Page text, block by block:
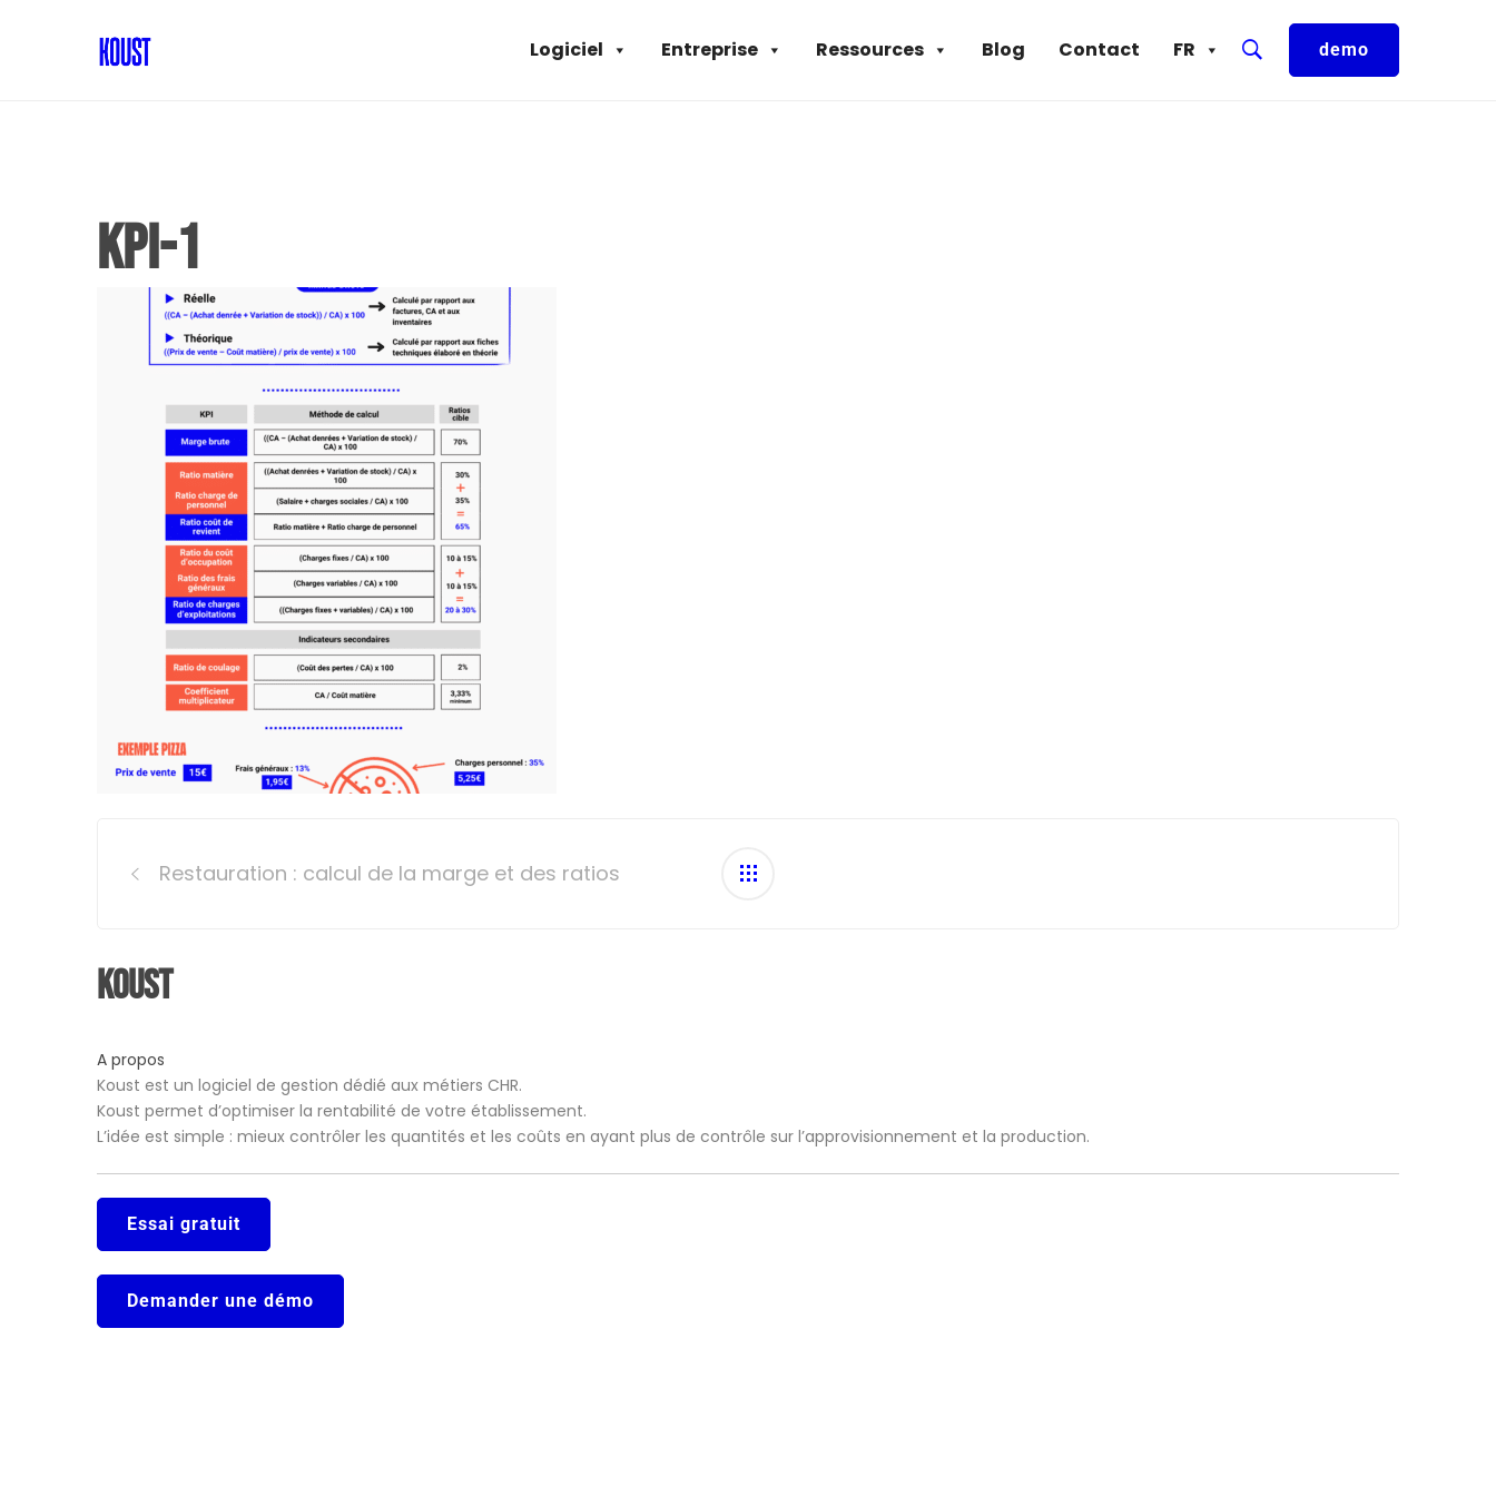
FR
Contact
Blog
Ressources
Entreprise
Logiciel demo
KPI-1
navigation
Restauration : calcul de la marge et des ratios
Koust
A propos
Koust est un logiciel de gestion dédié aux métiers CHR.
Koust permet d’optimiser la rentabilité de votre établissement.
L’idée est simple : mieux contrôler les quantités et les coûts en ayant plus de contrôle sur l’approvisionnement et la production.
Essai gratuit
Demander une démo